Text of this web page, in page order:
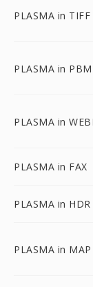
PLASMA in TIFF
PLASMA in PBM
PLASMA in
PLASMA in FAX
PLASMA in HDR
PLASMA in MAP